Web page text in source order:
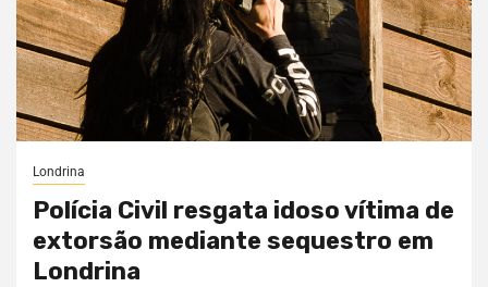
Londrina
Polícia Civil resgata idoso vítima de
extorsão mediante sequestro em
Londrina